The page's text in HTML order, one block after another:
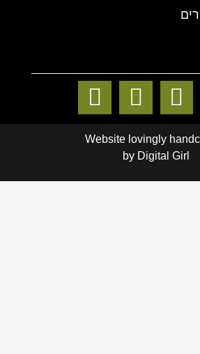
Website lovingly
by Digital Girl